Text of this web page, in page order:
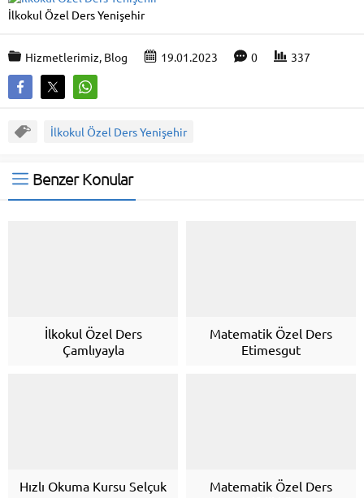
İlkokul Özel Ders Yenişehir
Hizmetlerimiz, Blog 19.01.2023 0 337
İlkokul Özel Ders Yenişehir
Benzer Konular
İlkokul Özel Ders
Çamlıyayla
Matematik Özel Ders
Etimesgut
Hızlı Okuma Kursu Selçuk
Matematik Özel Ders